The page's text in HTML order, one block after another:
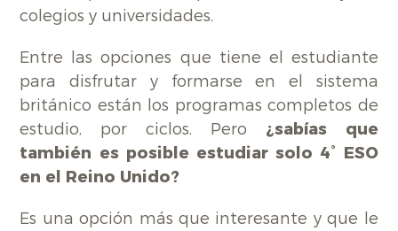
colegios y universidades.
Entre las opciones que tiene el estudiante
para disfrutar y formarse en el sistema
británico están los programas completos de
estudio, por ciclos. Pero ¿sabías que
también es posible estudiar solo 4° ESO
en el Reino Unido?
Es una opción más que interesante y que le